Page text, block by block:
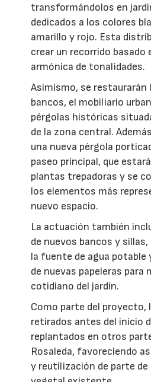
transformándolos en
dedicados a los colores
amarillo y rojo. Esta
crear un recorrido basado
armónica de tonalidades.
Asimismo, se restaurarán
bancos, el mobiliario
pérgolas históricas
de la zona central.
una nueva pérgola
paseo principal, que
plantas trepadoras y se
los elementos más
nuevo espacio.
La actuación también
de nuevos bancos y
la fuente de agua potable
de nuevas papeleras para
cotidiano del jardín.
Como parte del proyecto,
retirados antes del inicio
replantados en otros
Rosaleda, favoreciendo
y reutilización de parte de